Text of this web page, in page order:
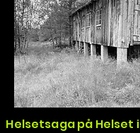
Helsetsaga på Helset